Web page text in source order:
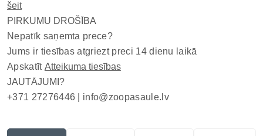
šeit
PIRKUMU DROŠĪBA
Nepatīk saņemta prece?
Jums ir tiesības atgriezt preci 14 dienu laikā
Apskatīt Atteikuma tiesības
JAUTĀJUMI?
+371 27276446 | info@zoopasaule.lv